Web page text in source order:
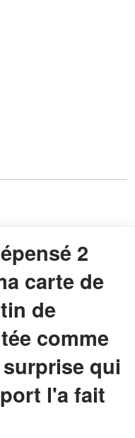
2
carte de
de
comme
qui
l'a fait